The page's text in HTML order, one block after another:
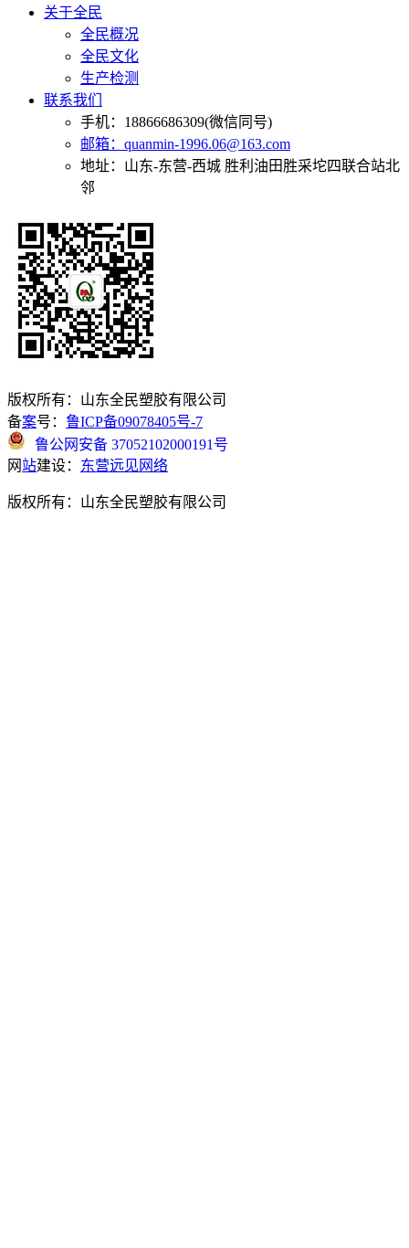
关于全民
全民概况
全民文化
生产检测
联系我们
手机：18866686309(微信同号)
邮箱：quanmin-1996.06@163.com
地址：山东-东营-西城 胜利油田胜采坨四联合站北
邻
版权所有：山东全民塑胶有限公司
备案号： 鲁ICP备09078405号-7
鲁公网安备 37052102000191号
网 站建设： 东营远见网络
版权所有：山东全民塑胶有限公司